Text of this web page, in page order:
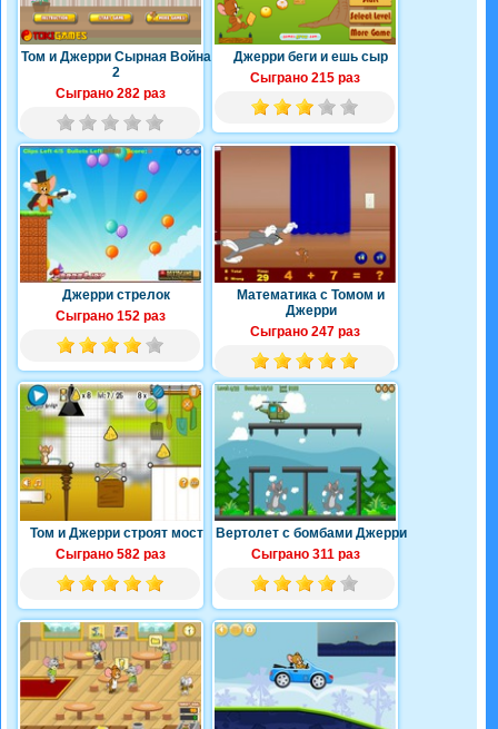
Том и Джерри Сырная Война
2
Сыграно 282 раз
Джерри беги и ешь сыр
Сыграно 215 раз
Джерри стрелок
Сыграно 152 раз
Математика с Томом и
Джерри
Сыграно 247 раз
Том и Джерри строят мост
Сыграно 582 раз
Вертолет с бомбами Джерри
Сыграно 311 раз